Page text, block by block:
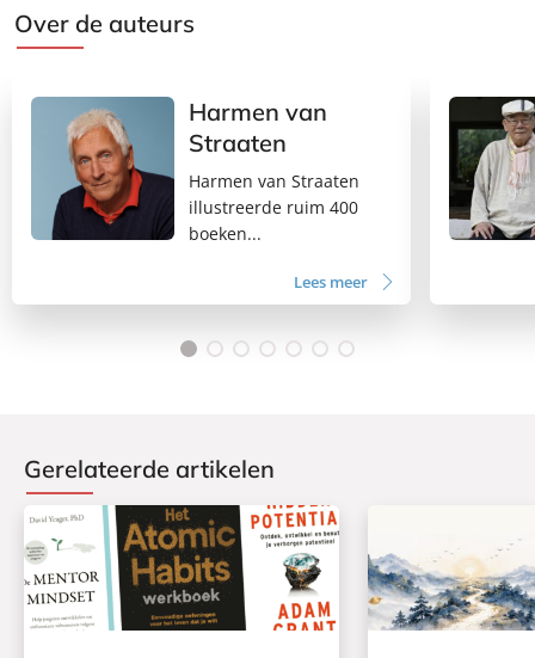
Over de auteurs
Harmen van
Straaten
Harmen van Straaten
illustreerde ruim 400
boeken...
Lees meer
Gerelateerde artikelen